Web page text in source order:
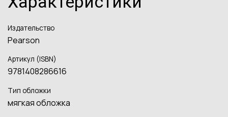
Издательство
Pearson
Артикул (ISBN)
9781408286616
Тип обложки
мягкая обложка